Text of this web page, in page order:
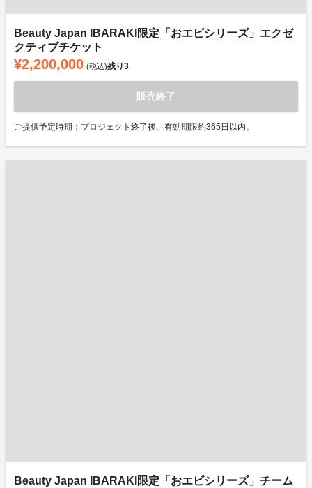
Beauty Japan IBARAKI限定「おエビシリーズ」エクゼ
クティブチケット
¥2,200,000 (税込)残り3
販売終了
ご提供予定時期：プロジェクト終了後、有効期限約365日以内。
Beauty Japan IBARAKI限定「おエビシリーズ」チーム